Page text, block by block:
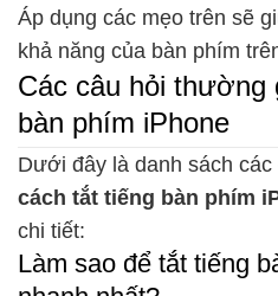
Áp dụng các mẹo trên sẽ
khả năng của bàn phím
Các câu hỏi thường
bàn phím iPhone
Dưới đây là danh sách
cách tắt tiếng bàn phím
chi tiết:
Làm sao để tắt tiếng